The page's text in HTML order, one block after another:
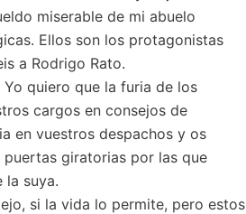
miserable de mi abuelo
Ellos son los protagonistas
a Rodrigo Rato.
quiero que la furia de los
cargos en consejos de
en vuestros despachos y os
giratorias por las que
la suya.
si la vida lo permite, pero estos